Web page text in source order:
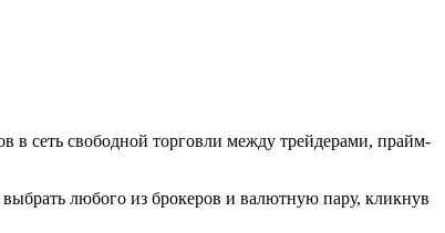
в сеть свободной торговли между трейдерами, прайм-
выбрать любого из брокеров и валютную пару, кликнув